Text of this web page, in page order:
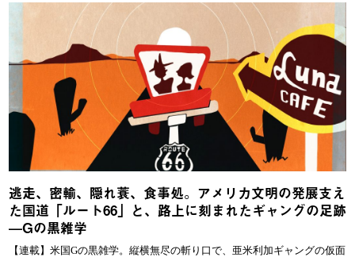
逃走、密輸、隠れ蓑、食事処。アメリカ文明の発展支え
た国道「ルート66」と、路上に刻まれたギャングの足跡
—Gの黒雑学
【連載】米国Gの黒雑学。縦横無尽の斬り口で、亜米利加ギャングの仮面